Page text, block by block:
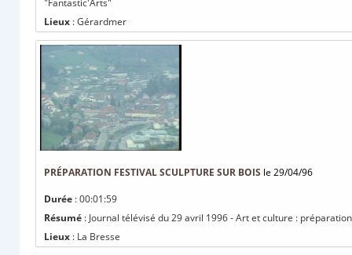
"Fantastic'Arts"
Lieux : Gérardmer
PRÉPARATION FESTIVAL SCULPTURE SUR BOIS le 29/04/96
Durée : 00:01:59
Résumé : Journal télévisé du 29 avril 1996 - Art et culture :
Lieux : La Bresse